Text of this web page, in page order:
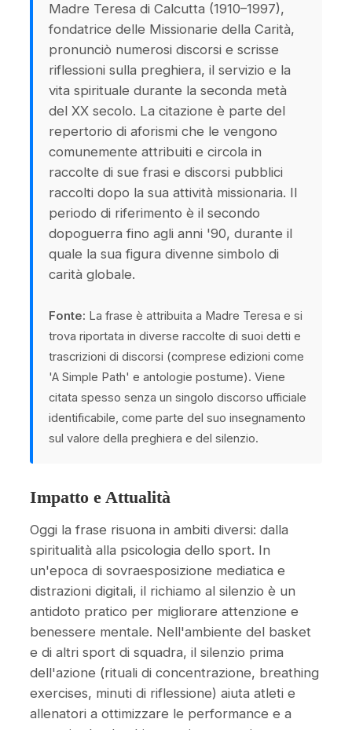
Madre Teresa di Calcutta (1910–1997),
fondatrice delle Missionarie della Carità,
pronunciò numerosi discorsi e scrisse
riflessioni sulla preghiera, il servizio e la
vita spirituale durante la seconda metà
del XX secolo. La citazione è parte del
repertorio di aforismi che le vengono
comunemente attribuiti e circola in
raccolte di sue frasi e discorsi pubblici
raccolti dopo la sua attività missionaria. Il
periodo di riferimento è il secondo
dopoguerra fino agli anni '90, durante il
quale la sua figura divenne simbolo di
carità globale.
Fonte: La frase è attribuita a Madre Teresa e si
trova riportata in diverse raccolte di suoi detti e
trascrizioni di discorsi (comprese edizioni come
'A Simple Path' e antologie postume). Viene
citata spesso senza un singolo discorso ufficiale
identificabile, come parte del suo insegnamento
sul valore della preghiera e del silenzio.
Impatto e Attualità
Oggi la frase risuona in ambiti diversi: dalla
spiritualità alla psicologia dello sport. In
un'epoca di sovraesposizione mediatica e
distrazioni digitali, il richiamo al silenzio è un
antidoto pratico per migliorare attenzione e
benessere mentale. Nell'ambiente del basket
e di altri sport di squadra, il silenzio prima
dell'azione (rituali di concentrazione, breathing
exercises, minuti di riflessione) aiuta atleti e
allenatori a ottimizzare le performance e a